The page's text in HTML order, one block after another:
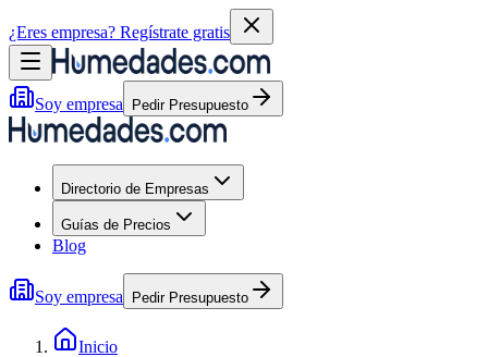
¿Eres empresa? Regístrate gratis
Soy empresa Pedir Presupuesto
Directorio de Empresas
Guías de Precios
Blog
Soy empresa Pedir Presupuesto
Inicio